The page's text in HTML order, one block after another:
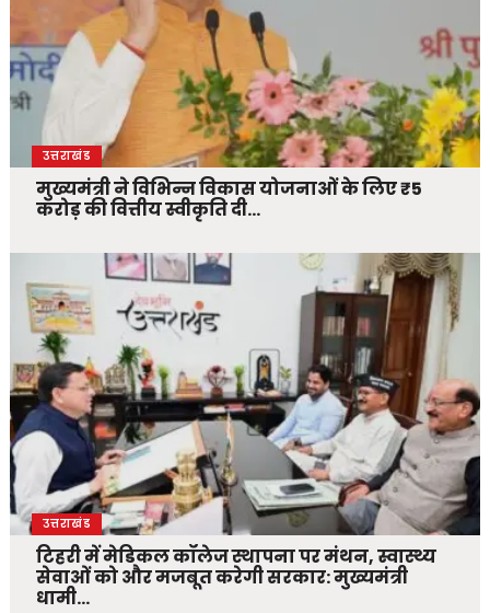
उत्तराखंड
मुख्यमंत्री ने विभिन्न विकास योजनाओं के लिए ₹5
करोड़ की वित्तीय स्वीकृति दी…
उत्तराखंड
टिहरी में मेडिकल कॉलेज स्थापना पर मंथन, स्वास्थ्य
सेवाओं को और मजबूत करेगी सरकार: मुख्यमंत्री
धामी…